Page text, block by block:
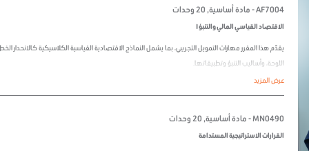
AF7004 - مادة أساسية, 20 وحدات
الاقتصاد القياسي المالي والتنبؤ I
يقدّم هذا المقرر مهارات التمويل التجريبي، بما يشمل النماذج الاقتصادية القياسية الكلاسيكية كالانحدار
اللوحة، وأساليب التنبؤ وتطبيقاتها.
عرض المزيد
MN0490 - مادة أساسية, 20 وحدات
القرارات الاستراتيجية المستدامة